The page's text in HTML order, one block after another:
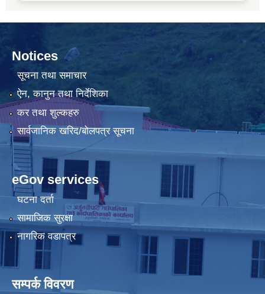
Notices
सूचना तथा समाचार
ऐन, कानुन तथा निर्देशिका
कर तथा शुल्कहरु
सार्वजानिक खरिद/बोलपत्र सूचना
eGov services
घटना दर्ता
सामाजिक सुरक्षा
नागरिक वडापत्र
सम्पर्क विवरण